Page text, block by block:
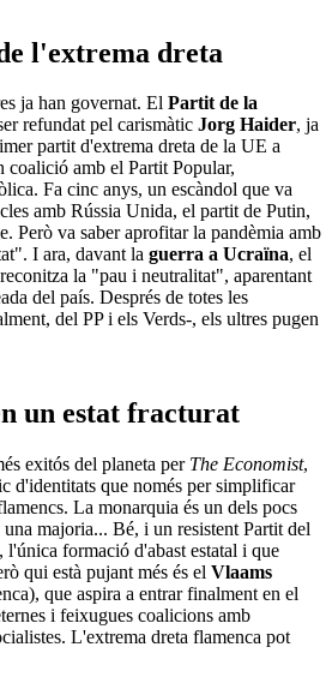
l'extrema dreta
ja han governat. El Partit de la
refundat pel carismàtic Jorg Haider, ja
partit d'extrema dreta de la UE a
coalició amb el Partit Popular,
Fa cinc anys, un escàndol que va
amb Rússia Unida, el partit de Putin,
Però va saber aprofitar la pandèmia amb
I ara, davant la guerra a Ucraïna, el
la "pau i neutralitat", aparentant
del país. Després de totes les
del PP i els Verds-, els ultres pugen
un estat fracturat
exitós del planeta per The Economist,
d'identitats que només per simplificar
La monarquia és un dels pocs
majoria... Bé, i un resistent Partit del
l'única formació d'abast estatal i que
qui està pujant més és el Vlaams
que aspira a entrar finalment en el
i feixugues coalicions amb
L'extrema dreta flamenca pot